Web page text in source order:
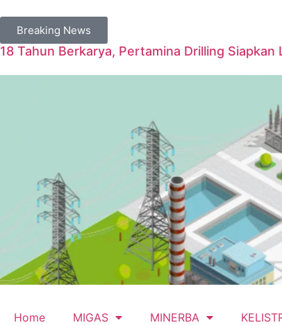
Breaking News
18 Tahun Berkarya, Pertamina Drilling
Home MIGAS MINERBA